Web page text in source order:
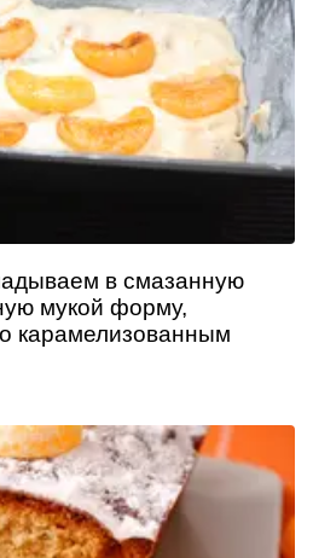
в смазанную
мукой форму,
карамелизованным